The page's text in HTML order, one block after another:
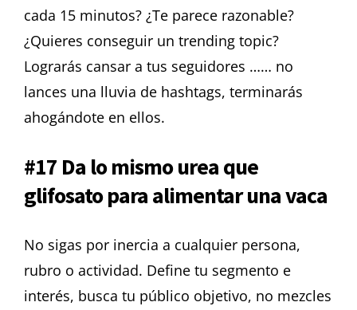
cada 15 minutos? ¿Te parece razonable?
¿Quieres conseguir un trending topic?
Lograrás cansar a tus seguidores …… no
lances una lluvia de hashtags, terminarás
ahogándote en ellos.
#17 Da lo mismo urea que
glifosato para alimentar una vaca
No sigas por inercia a cualquier persona,
rubro o actividad. Define tu segmento e
interés, busca tu público objetivo, no mezcles